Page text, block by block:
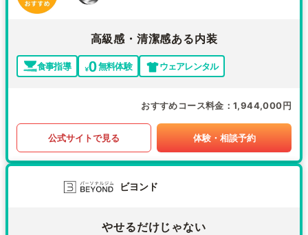
高級感・清潔感ある内装
食事指導 無料体験 ウェアレンタル
おすすめコース料金 1,944,000円
公式サイトで見る 体験・相談予約
ビヨンド
やせるだけじゃない